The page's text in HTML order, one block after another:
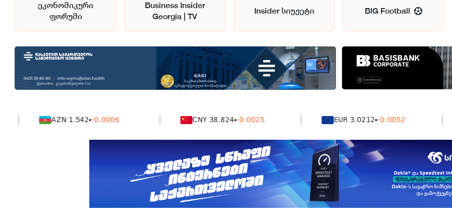
ეკონომიკური
ფორუმი
Business Insider
Georgia | TV
Insider სიუჟეტი BIG Football
AZN 1.542 -0.0006 CNY 38.824 -0.0025 EUR 3.0212 -0.0052